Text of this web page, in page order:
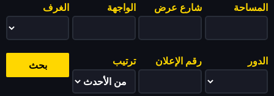
المساحة شارع عرض الواجهة الغرف
الدور رقم الإعلان ترتيب